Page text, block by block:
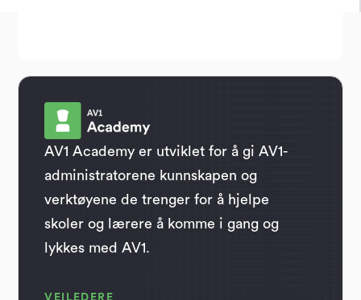
AV1 Academy er utviklet for å gi AV1-
administratorene kunnskapen og
verktøyene de trenger for å hjelpe
skoler og lærere å komme i gang og
lykkes med AV1.
VEILEDERE